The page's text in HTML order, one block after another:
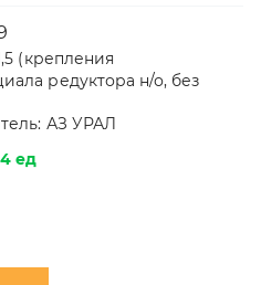
(крепления
редуктора н/о, без
АЗ УРАЛ
ед